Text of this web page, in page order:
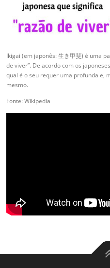
Ikigai (em japonês: 生き甲斐) é uma
de viver”. De acordo com os
qual é o seu requer uma profunda e,
mesmo.
Fonte: Wikipedia